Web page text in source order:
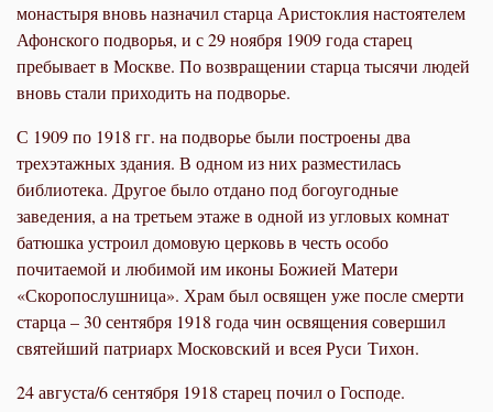
монастыря вновь назначил старца Аристоклия настоятелем
Афонского подворья, и с 29 ноября 1909 года старец
пребывает в Москве. По возвращении старца тысячи людей
вновь стали приходить на подворье.
С 1909 по 1918 гг. на подворье были построены два
трехэтажных здания. В одном из них разместилась
библиотека. Другое было отдано под богоугодные
заведения, а на третьем этаже в одной из угловых комнат
батюшка устроил домовую церковь в честь особо
почитаемой и любимой им иконы Божией Матери
«Скоропослушница». Храм был освящен уже после смерти
старца – 30 сентября 1918 года чин освящения совершил
святейший патриарх Московский и всея Руси Тихон.
24 августа/6 сентября 1918 старец почил о Господе.